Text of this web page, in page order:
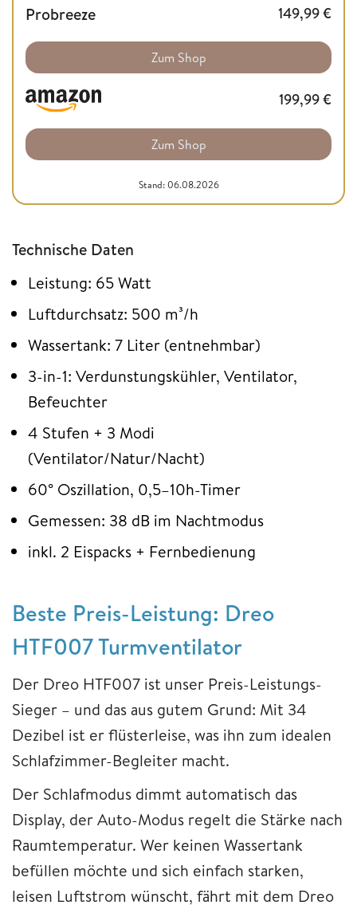
Probreeze 149,99€
Zum Shop
199,99€
Zum Shop
Stand: 06.08.2026
Technische Daten
Leistung: 65 Watt
Luftdurchsatz: 500 m³/h
Wassertank: 7 Liter (entnehmbar)
3-in-1: Verdunstungskühler, Ventilator,
Befeuchter
4 Stufen + 3 Modi
(Ventilator/Natur/Nacht)
60° Oszillation, 0,5–10h-Timer
Gemessen: 38 dB im Nachtmodus
inkl. 2 Eispacks + Fernbedienung
Beste Preis-Leistung: Dreo
HTF007 Turmventilator
Der Dreo HTF007 ist unser Preis-Leistungs-
Sieger – und das aus gutem Grund: Mit 34
Dezibel ist er flüsterleise, was ihn zum idealen
Schlafzimmer-Begleiter macht.
Der Schlafmodus dimmt automatisch das
Display, der Auto-Modus regelt die Stärke nach
Raumtemperatur. Wer keinen Wassertank
befüllen möchte und sich einfach starken,
leisen Luftstrom wünscht, fährt mit dem Dreo